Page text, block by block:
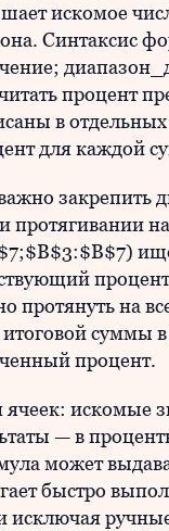
искомое
Синтаксис
процент
в
для каждой
протягивании
протянуть на
суммы
процент.
искомые
— в
может
быстро
исключая